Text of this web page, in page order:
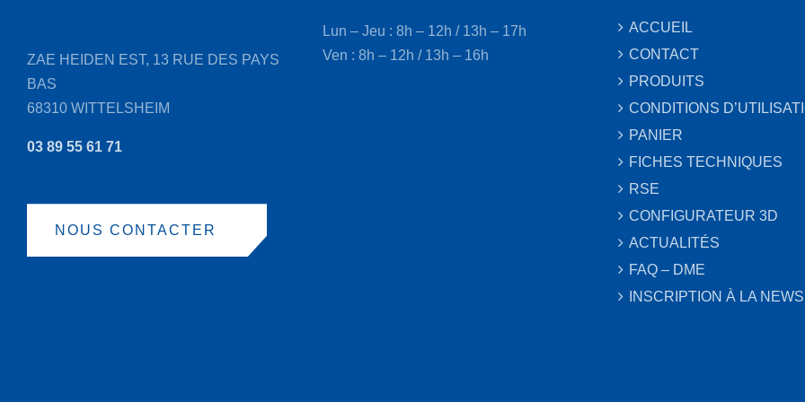
du
ZAE HEIDEN EST, 13 RUE DES PAYS
BAS
68310 WITTELSHEIM
03 89 55 61 71
NOUS CONTACTER
Lun – Jeu : 8h – 12h / 13h – 17h
Ven : 8h – 12h / 13h – 16h
ACCUEIL
CONTACT
PRODUITS
CONDITIONS
PANIER
FICHES TECHNIQUES
RSE
CONFIGURATEUR 3D
ACTUALITÉS
FAQ – DME
INSCRIPTION À LA